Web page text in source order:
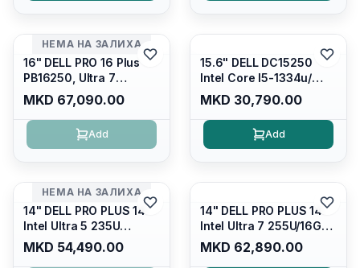
Win 11 Home/
НЕМА НА ЗАЛИХА
16" DELL PRO 16 Plus
PB16250, Ultra 7
265U/16GB RAM (1x
16GB) 5600 Mhz DDR5/
512GB SSD M.2 Nvme/
/cam+mic,bt/backlit KB
MKD 67,090.00
Add
15.6" DELL DC15250
Intel Core I5-1334u/
16GB DDR4 (1x16gb
2666mhz)/ 512GB SSD
M.2 Nvme/ Intel UHD
Graphics/ 120Hz Anti-
MKD 30,790.00
Add
НЕМА НА ЗАЛИХА
14" DELL PRO PLUS 14
Intel Ultra 5 235U
Vpro/16gb RAM DDR5
5600mhz/ 512 GB SSD
MKD 54,490.00
14" DELL PRO PLUS 14
Intel Ultra 7 255U/16GB
RAM DDR5 5600mhz/
512 GB SSD M.2 Nvme
MKD 62,890.00